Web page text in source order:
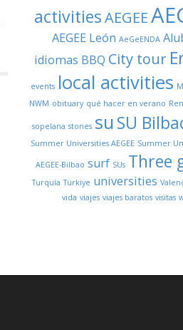
activitiesAEGEE
AEGEE León AeGeENDA
idiomas BBQ City tour
events local activities
NWM obituary qué hacer en verano
sopelana stones suSU
Summer Universities AEGEE Summer
AEGEE-Bilbao surf SUs Three
Turquía Türkiye universities
vida viajes viajes baratos visitas